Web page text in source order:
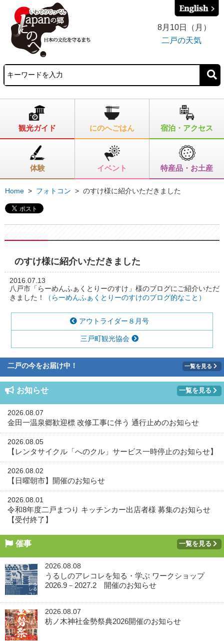
8月10日（月）
二戸の天気
観光ガイド にのへごはん 宿泊・アクセス
体験 イベント 特産品・お土産
Home > フォトコン > のすけ様に紹介いただきました
のすけ様に紹介いただきました
2016.07.13
八戸市「らーめんふぁくとりーのすけ」様のブログにご紹介いただ
きました！
（らーめんふぁくとりーのすけのブログ的なこと）
アウトライダー８月号
三戸町観光協会
二戸の今をお届け中！ 一覧を見る
お知らせ 一覧を見る
2026.08.07
金田一温泉郷歓迎標 改修工事に伴う 通行止めのお知らせ
2026.08.05
【レンタサイクル「へのクル」サービス一時停止のお知らせ】
2026.08.02
【日曜朝市】開催のお知らせ
2026.08.01
令和8年度二戸まつり キッチンカー出店者様 募集のお知らせ
【受付終了】
催事 一覧を見る
2026.08.08
うるしのアレコレを知る・学ぶ ワークショップ
2026.9－2027.2 開催のお知らせ
2026.08.07
枋ノ木神社金勢祭典2026開催のお知らせ